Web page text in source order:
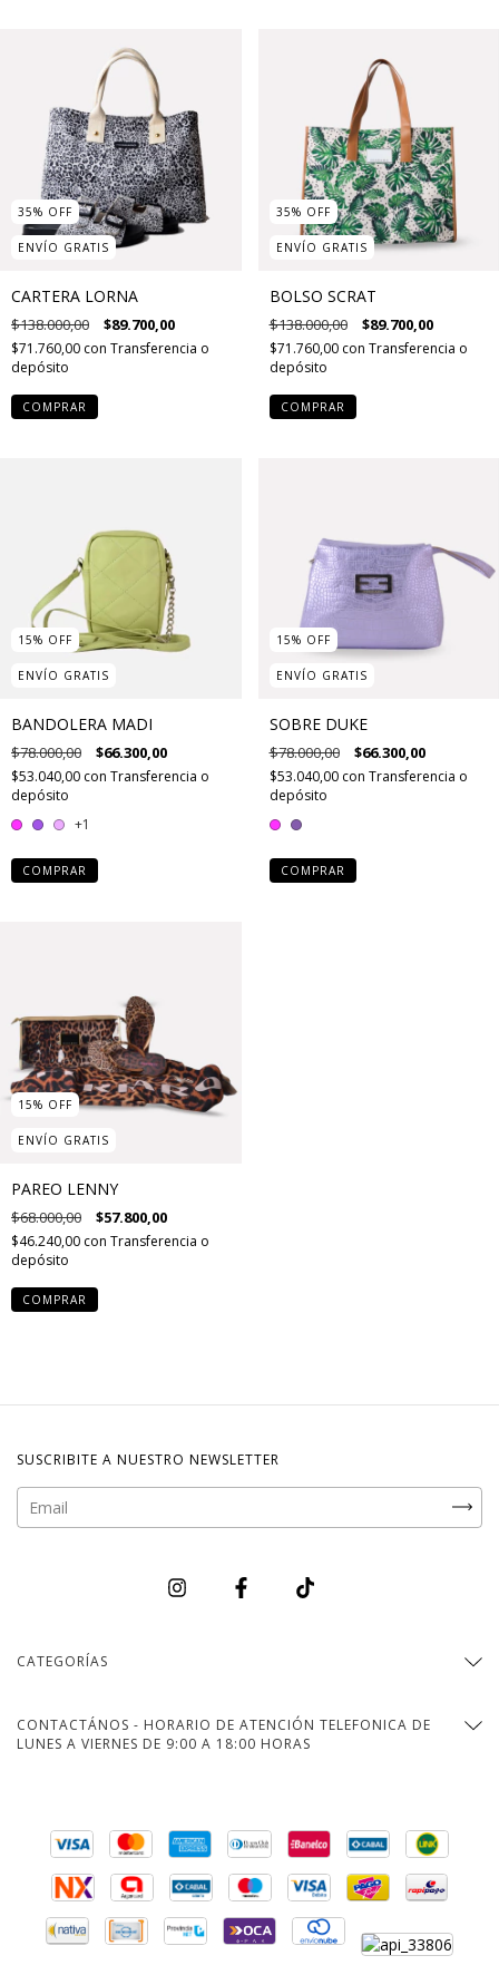
35% OFF
ENVÍO GRATIS
CARTERA LORNA
$138.000,00 $89.700,00
$71.760,00 con Transferencia o
depósito
COMPRAR
35% OFF
ENVÍO GRATIS
BOLSO SCRAT
$138.000,00 $89.700,00
$71.760,00 con Transferencia o
depósito
COMPRAR
15% OFF
ENVÍO GRATIS
BANDOLERA MADI
$78.000,00 $66.300,00
$53.040,00 con Transferencia o
depósito
+1
COMPRAR
15% OFF
ENVÍO GRATIS
SOBRE DUKE
$78.000,00 $66.300,00
$53.040,00 con Transferencia o
depósito
COMPRAR
15% OFF
ENVÍO GRATIS
PAREO LENNY
$68.000,00 $57.800,00
$46.240,00 con Transferencia o
depósito
COMPRAR
SUSCRIBITE A NUESTRO NEWSLETTER
CATEGORÍAS
CONTACTÁNOS - HORARIO DE ATENCIÓN TELEFONICA DE
LUNES A VIERNES DE 9:00 A 18:00 HORAS